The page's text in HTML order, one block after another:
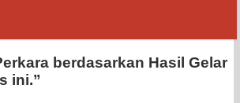
berdasarkan Hasil Gelar
ini.”